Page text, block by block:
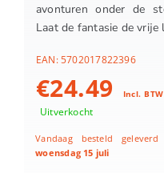
avonturen onder de
Laat de fantasie de vrije
EAN:5702017822396
€24.49 Incl. BTW
Uitverkocht
Vandaag besteld
woensdag 15 juli